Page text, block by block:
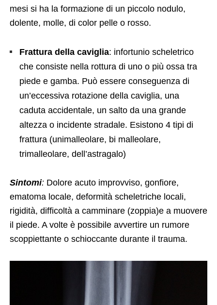
mesi si ha la formazione di un piccolo nodulo,
dolente, molle, di color pelle o rosso.
Frattura della caviglia: infortunio scheletrico
che consiste nella rottura di uno o più ossa tra
piede e gamba. Può essere conseguenza di
un’eccessiva rotazione della caviglia, una
caduta accidentale, un salto da una grande
altezza o incidente stradale. Esistono 4 tipi di
frattura (unimalleolare, bi malleolare,
trimalleolare, dell’astragalo)
Sintomi: Dolore acuto improvviso, gonfiore,
ematoma locale, deformità scheletriche locali,
rigidità, difficoltà a camminare (zoppia)e a muovere
il piede. A volte è possibile avvertire un rumore
scoppiettante o schioccante durante il trauma.